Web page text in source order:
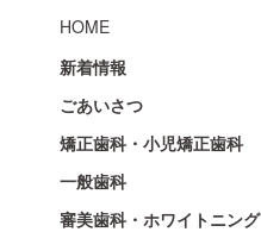
HOME
新着情報
ごあいさつ
矯正歯科・小児矯正歯科
一般歯科
審美歯科・ホワイトニング